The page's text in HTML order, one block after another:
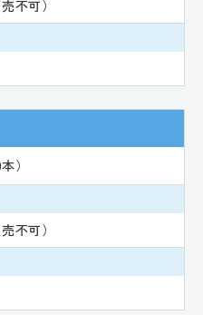
不可）
）
不可）